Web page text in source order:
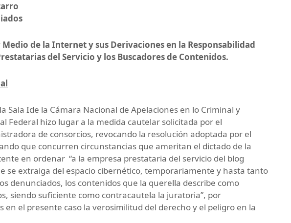
de la Internet y sus Derivaciones en la Responsabilidad
del Servicio y los Buscadores de Contenidos.
Sala Ide la Cámara Nacional de Apelaciones en lo Criminal y
Federal hizo lugar a la medida cautelar solicitada por el
de consorcios, revocando la resolución adoptada por el
que concurren circunstancias que ameritan el dictado de la
en ordenar “a la empresa prestataria del servicio del blog
se extraiga del espacio cibernético, temporariamente y hasta tanto
denunciados, los contenidos que la querella describe como
siendo suficiente como contracautela la juratoria”, por
en el presente caso la verosimilitud del derecho y el peligro en la